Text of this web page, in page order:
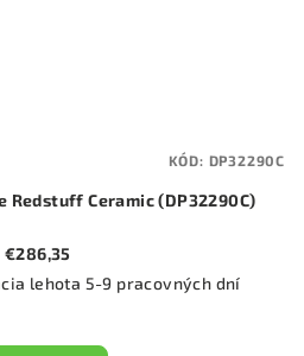
Redstuff Ceramic (DP32290C)
€286,35
lehota 5-9 pracovných dní
KÓD: DP32290C